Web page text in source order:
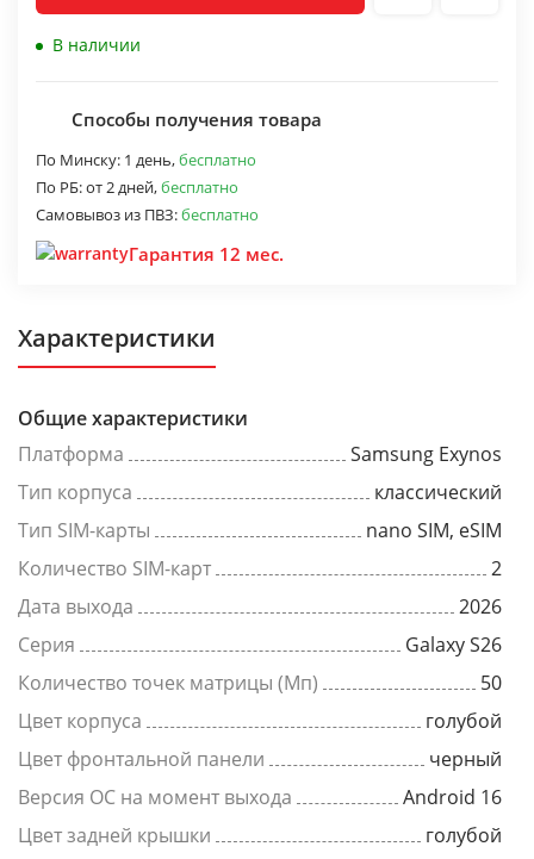
В наличии
Способы получения товара
По Минску: 1 день,бесплатно
По РБ:от 2 дней,бесплатно
Самовывоз из ПВЗ:бесплатно
Гарантия 12 мес.
Характеристики
Общие характеристики
Платформа
Samsung Exynos
Тип корпуса
классический
Тип SIM-карты
nano SIM, eSIM
Количество SIM-карт
2
Дата выхода
2026
Серия
Galaxy S26
Количество точек матрицы (Мп)
50
Цвет корпуса
голубой
Цвет фронтальной панели
черный
Версия ОС на момент выхода
Android 16
Цвет задней крышки
голубой